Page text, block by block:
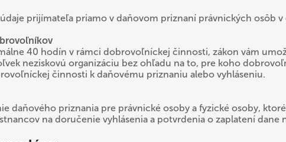
prijímateľa priamo v daňovom priznaní právnických osôb
40 hodín v rámci dobrovoľníckej činnosti, zákon vám
neziskovú organizáciu bez ohľadu na to, pre koho
činnosti k daňovému priznaniu alebo vyhláseniu.
daňového priznania pre právnické osoby a fyzické osoby,
na doručenie vyhlásenia a potvrdenia o zaplatení dane